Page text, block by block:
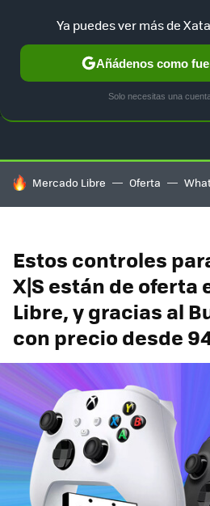
GUÍA DE COMPRAS
HOY SE HABLA DE
Mercado Libre Oferta
Estos controles
X|S están de oferta
Libre, y gracias al
con precio desde
Ya puedes ver más de
Añádenos como
Solo necesitas una